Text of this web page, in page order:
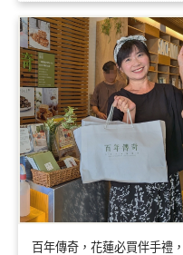
百年傳奇，花蓮必買伴手禮